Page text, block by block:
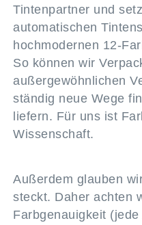
Tintenpartner und
automatischen
hochmodernen 12-
So können wir
außergewöhnlichen
ständig neue Wege
liefern. Für uns ist
Wissenschaft.
Außerdem glauben
steckt. Daher achten
Farbgenauigkeit